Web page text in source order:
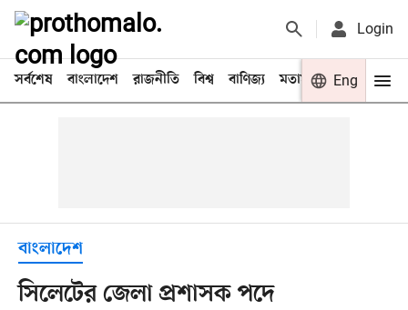
Login
সর্বশেষ বাংলাদেশ রাজনীতি বিশ্ব বাণিজ্য মতামত খেলা
Eng
বাংলাদেশ
সিলেটের জেলা প্রশাসক পদে